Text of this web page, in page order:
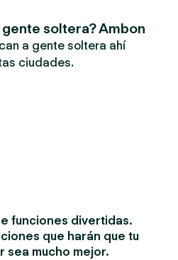
soltera? Ambon
a gente soltera ahí
ciudades.
funciones divertidas.
que harán que tu
sea mucho mejor.